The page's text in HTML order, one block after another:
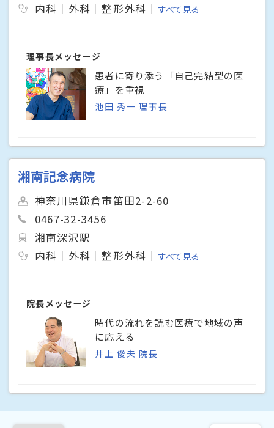
内科
外科 整形外科 すべて見る
理事長メッセージ
患者に寄り添う「自己完結型の医
療」を重視
池田 秀一 理事長
湘南記念病院
神奈川県鎌倉市笛田2-2-60
0467-32-3456
湘南深沢駅
内科
外科 整形外科 すべて見る
院長メッセージ
時代の流れを読む医療で地域の声
に応える
井上 俊夫 院長